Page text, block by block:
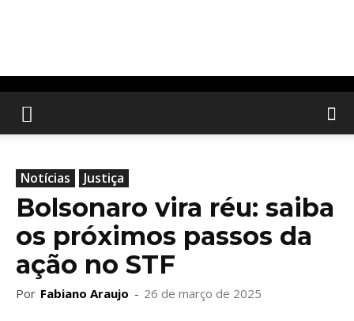
Notícias Justiça
Bolsonaro vira réu: saiba
os próximos passos da
ação no STF
Por Fabiano Araujo - 26 de março de 2025